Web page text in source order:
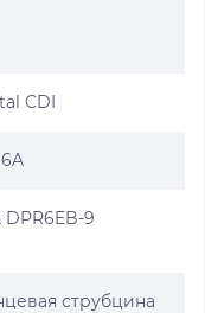
CDI
DPR6EB-9
струбцина